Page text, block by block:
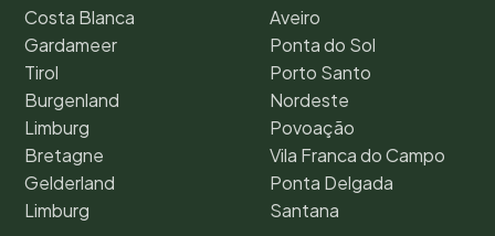
Costa Blanca
Gardameer
Tirol
Burgenland
Limburg
Bretagne
Gelderland
Limburg
Aveiro
Ponta do Sol
Porto Santo
Nordeste
Povoação
Vila Franca do Campo
Ponta Delgada
Santana